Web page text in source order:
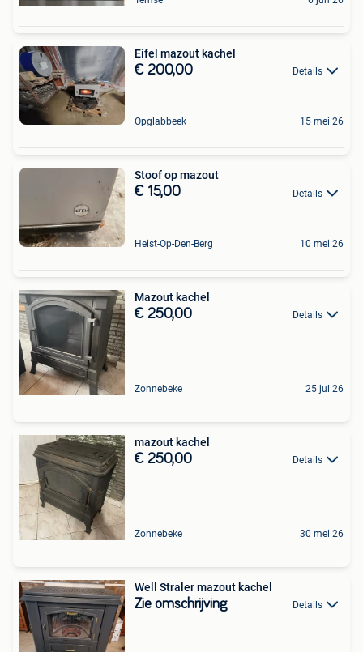
Eifel mazout kachel
€ 200,00 Details
Opglabbeek 15 mei 26
Stoof op mazout
€ 15,00 Details
Heist-Op-Den-Berg 10 mei 26
Mazout kachel
€ 250,00 Details
Zonnebeke 25 jul 26
mazout kachel
€ 250,00 Details
Zonnebeke 30 mei 26
Well Straler mazout kachel
Zie omschrijving Details